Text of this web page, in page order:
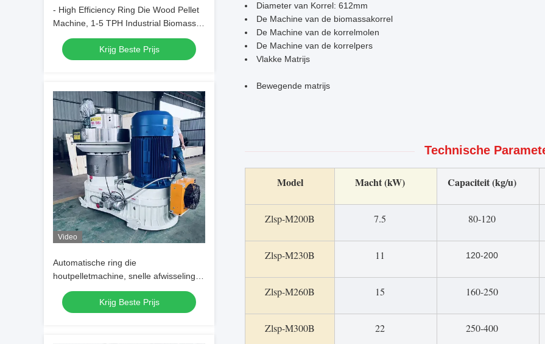
- High Efficiency Ring Die Wood Pellet
Machine, 1-5 TPH Industrial Biomass
Pellet Mill voor zaagsel/landbouwafval
Krijg Beste Prijs
Video
Automatische ring die
houtpelletmachine, snelle afwisseling
en laag energieverbruik voor
biomassapelletinstallaties
Krijg Beste Prijs
Diameter van Korrel: 612mm
De Machine van de biomassakorrel
De Machine van de korrelmolen
De Machine van de korrelpers
Vlakke Matrijs
Bewegende matrijs
Technische
Model Macht (kW) Capaciteit (kg/u)
Zlsp-M200B 7.5 80-120
Zlsp-M230B 11 120-200
Zlsp-M260B 15 160-250
Zlsp-M300B 22 250-400